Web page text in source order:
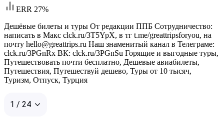
ERR 27%
Дешёвые билеты и туры От редакции ППБ Сотрудничество:
написать в Макс clck.ru/3T5YpX, в тг t.me/greattripsforyou, на
почту hello@greattrips.ru Наш знаменитый канал в Телеграме:
clck.ru/3PGnRx ВК: clck.ru/3PGnSu Горящие и выгодные туры,
Путешествовать почти бесплатно, Дешевые авиабилеты,
Путешествия, Путешествуй дешево, Туры от 10 тысяч,
Туризм, Отпуск, Турция
1 / 24